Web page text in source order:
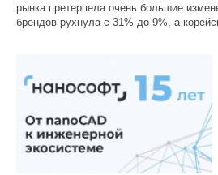
рынка претерпела очень большие
брендов рухнула с 31% до 9%, а